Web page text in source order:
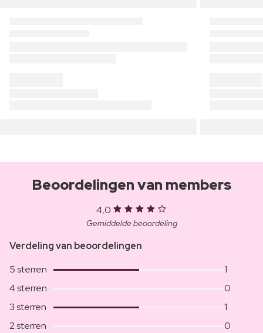
Beoordelingen van members
4,0
Gemiddelde beoordeling
Verdeling van beoordelingen
5 sterren
1
4 sterren
0
3 sterren
1
2 sterren
0